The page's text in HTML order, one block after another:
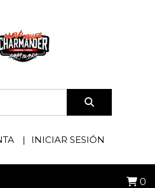
INICIAR SESIÓN
0